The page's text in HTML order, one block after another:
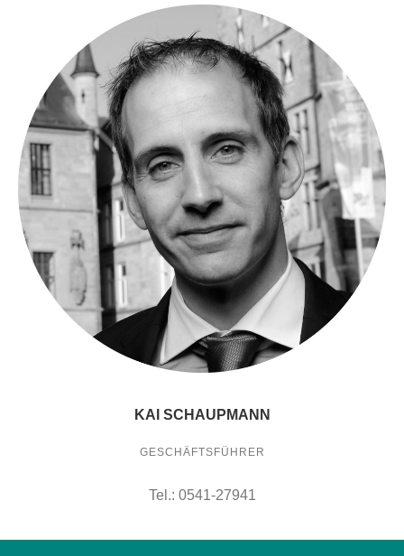
KAI SCHAUPMANN
GESCHÄFTSFÜHRER
Tel.: 0541-27941